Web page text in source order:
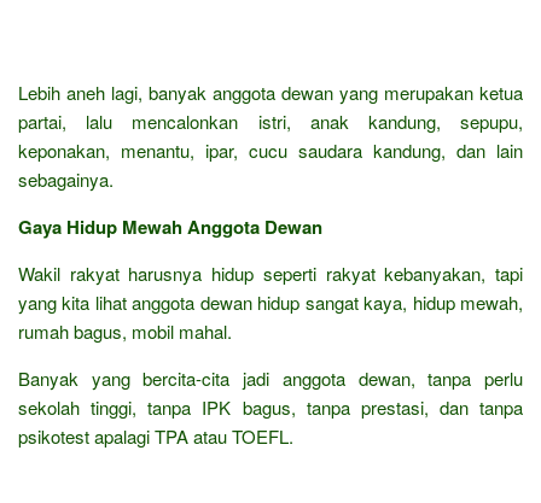
Lebih aneh lagi, banyak anggota dewan yang merupakan ketua
partai, lalu mencalonkan istri, anak kandung, sepupu,
keponakan, menantu, ipar, cucu saudara kandung, dan lain
sebagainya.
Gaya Hidup Mewah Anggota Dewan
Wakil rakyat harusnya hidup seperti rakyat kebanyakan, tapi
yang kita lihat anggota dewan hidup sangat kaya, hidup mewah,
rumah bagus, mobil mahal.
Banyak yang bercita-cita jadi anggota dewan, tanpa perlu
sekolah tinggi, tanpa IPK bagus, tanpa prestasi, dan tanpa
psikotest apalagi TPA atau TOEFL.